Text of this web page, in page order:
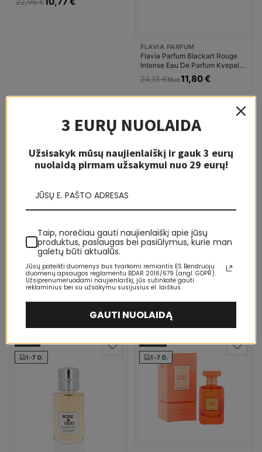
22,96 €
FLAVIA PARFUM
Flavia Parfum Blackart Rouge
Intense Eau De Parfum Kvepalai
Unisex
24,13 €Nuo11,80 €
Flavia Parfum Charming Lady
Eau De Parfum Kvepalai
Moterims
23,96 € 20,36 €
1-7 D.
FLAVIA PARFUM
Flavia Parfum Kissme Eau De
29,08 €10,77 €
1-7 D. 1-7 D.
3 EURŲ NUOLAIDA
Užsisakyk mūsų naujienlaiškį ir gauk 3 eurų
nuolaidą pirmam užsakymui nuo 29 eurų!
Taip, norėčiau gauti naujienlaiškį apie jūsų
produktus, paslaugas bei pasiūlymus, kurie man
galėtų būti aktualūs.
Jūsų pateikti duomenys bus tvarkomi remiantis ES Bendruoju
duomenų apsaugos reglamentu BDAR 2016/679 (angl. GDPR).
Užsiprenumeruodami naujienlaiškį, jūs sutinkate gauti
reklaminius bei su užsakymu susijusius el. laiškus.
GAUTI NUOLAIDĄ